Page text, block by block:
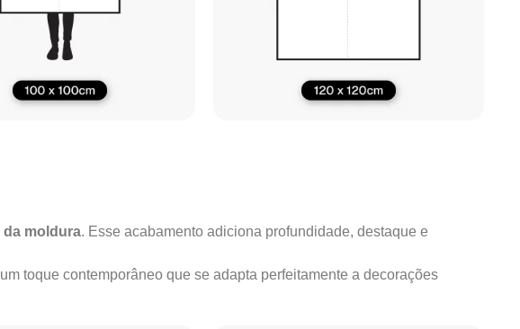
moldura. Esse acabamento adiciona profundidade, destaque e
toque contemporâneo que se adapta perfeitamente a decorações